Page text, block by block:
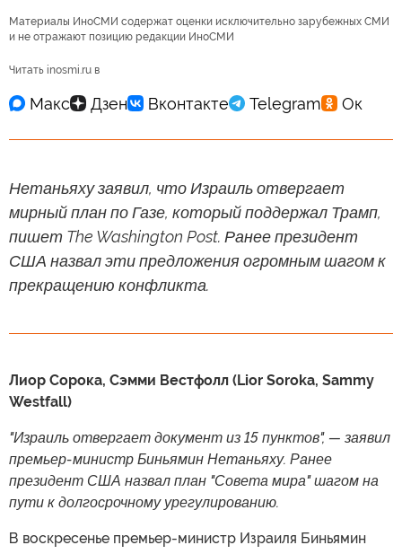
Материалы ИноСМИ содержат оценки исключительно зарубежных СМИ
и не отражают позицию редакции ИноСМИ
Читать inosmi.ru в
Нетаньяху заявил, что Израиль отвергает
мирный план по Газе, который поддержал Трамп,
пишет The Washington Post. Ранее президент
США назвал эти предложения огромным шагом к
прекращению конфликта.
Лиор Сорока, Сэмми Вестфолл (Lior Soroka, Sammy
Westfall)
"Израиль отвергает документ из 15 пунктов", — заявил
премьер-министр Биньямин Нетаньяху. Ранее
президент США назвал план "Совета мира" шагом на
пути к долгосрочному урегулированию.
В воскресенье премьер-министр Израиля Биньямин